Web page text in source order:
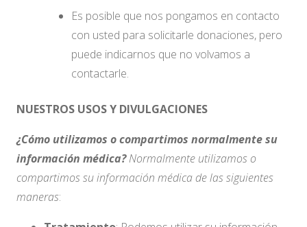
Es posible que nos pongamos en contacto
con usted para solicitarle donaciones, pero
puede indicarnos que no volvamos a
contactarle.
NUESTROS USOS Y DIVULGACIONES
¿Cómo utilizamos o compartimos normalmente su
información médica?Normalmente utilizamos o
compartimos su información médica de las siguientes
maneras: